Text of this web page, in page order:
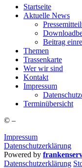
Start­sei­te
Aktu­el­le News
Bei­trag
The­men
Tras­sen­kar­te
Wer wir sind
Kon­takt
Impres­sum
Ter­min­über­sicht
© –
Impressum
Datenschutzerklärung
Powered by
Daten­schutz­er­klä­rung